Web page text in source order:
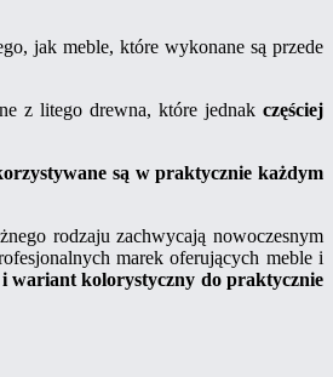
jak meble, które wykonane są przede
z litego drewna, które jednak częściej
są w praktycznie każdym
rodzaju zachwycają nowoczesnym
marek oferujących meble i
wariant kolorystyczny do praktycznie